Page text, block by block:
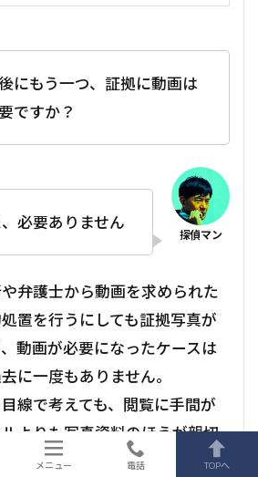
にもう一つ、証拠に動画は
ですか？
必要ありません
弁護士から動画を求められた
置を行うにしても証拠写真が
動画が必要になったケースは
に一度もありません。
線で考えても、閲覧に手間が
よりも写真資料のほうが親切
メニュー 電話 TOPへ